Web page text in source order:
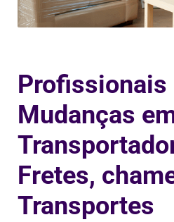
Profissionais
Mudanças
Fretes,
Transportes